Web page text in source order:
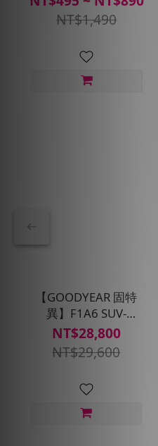
NT$1,490
【GOODYEAR 固特
異】F1A6 SUV-
235/45R19 四入組
(超高性能操控胎)含安
裝定位平衡
NT$28,800
NT$29,600